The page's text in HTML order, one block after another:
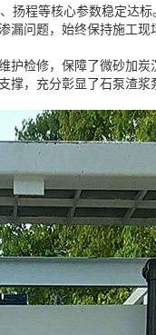
程等核心参数稳定达
漏问题，始终保持施工
检修，保障了微砂加
，充分彰显了石泵渣